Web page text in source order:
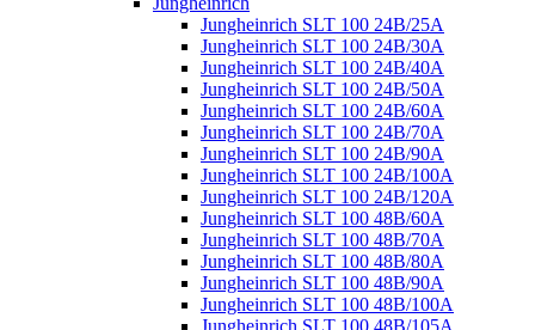
Jungheinrich SLT 100 24B/25A
Jungheinrich SLT 100 24B/30A
Jungheinrich SLT 100 24B/40A
Jungheinrich SLT 100 24B/50A
Jungheinrich SLT 100 24B/60A
Jungheinrich SLT 100 24B/70A
Jungheinrich SLT 100 24B/90A
Jungheinrich SLT 100 24B/100A
Jungheinrich SLT 100 24B/120A
Jungheinrich SLT 100 48B/60A
Jungheinrich SLT 100 48B/70A
Jungheinrich SLT 100 48B/80A
Jungheinrich SLT 100 48B/90A
Jungheinrich SLT 100 48B/100A
Jungheinrich SLT 100 48B/105A